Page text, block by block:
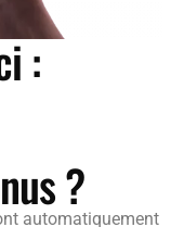
:
?
automatiquement